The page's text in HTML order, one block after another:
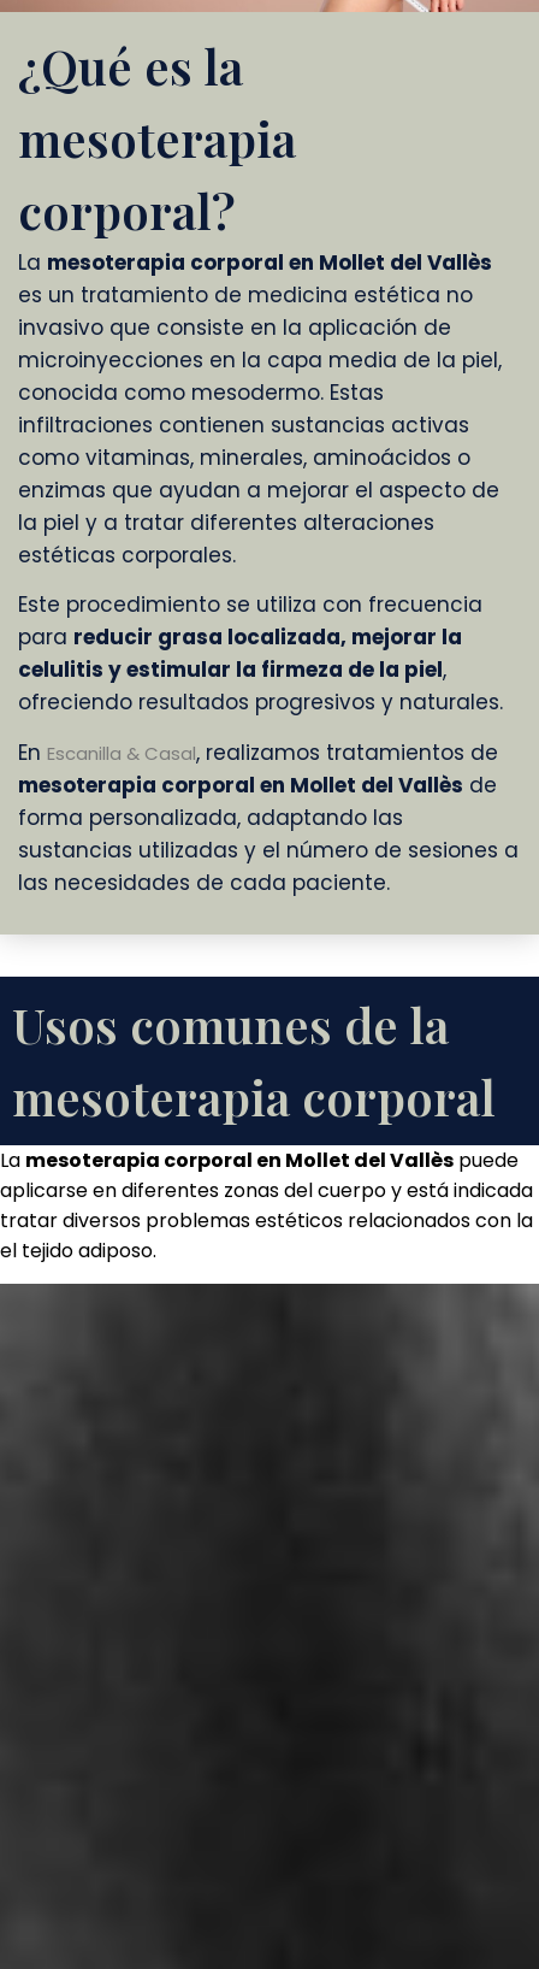
¿Qué es la
mesoterapia
corporal?
La mesoterapia corporal en Mollet del Vallès
es un tratamiento de medicina estética no
invasivo que consiste en la aplicación de
microinyecciones en la capa media de la piel,
conocida como mesodermo. Estas
infiltraciones contienen sustancias activas
como vitaminas, minerales, aminoácidos o
enzimas que ayudan a mejorar el aspecto de
la piel y a tratar diferentes alteraciones
estéticas corporales.
Este procedimiento se utiliza con frecuencia
para reducir grasa localizada, mejorar la
celulitis y estimular la firmeza de la piel,
ofreciendo resultados progresivos y naturales.
En Escanilla & Casal, realizamos tratamientos de
mesoterapia corporal en Mollet del Vallès de
forma personalizada, adaptando las
sustancias utilizadas y el número de sesiones a
las necesidades de cada paciente.
Usos comunes de la
mesoterapia corporal
La mesoterapia corporal en Mollet del Vallès puede
aplicarse en diferentes zonas del cuerpo y está
tratar diversos problemas estéticos relacionados con la
el tejido adiposo.